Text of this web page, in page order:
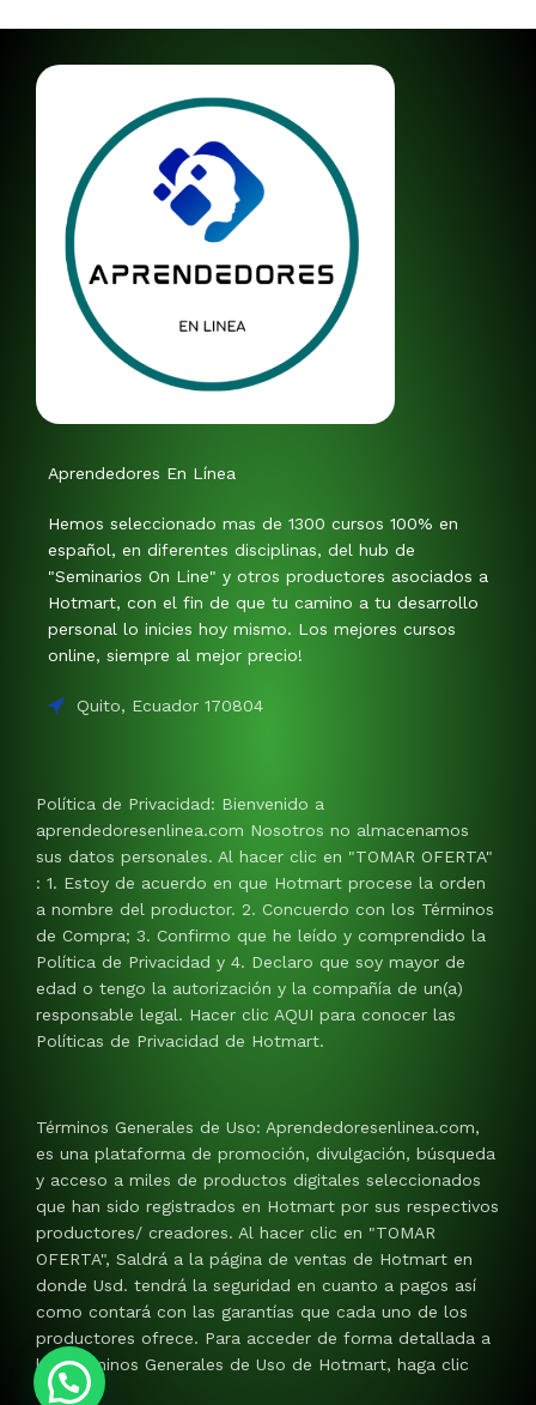
Aprendedores En Línea
Hemos seleccionado mas de 1300 cursos 100% en
español, en diferentes disciplinas, del hub de
"Seminarios On Line" y otros productores asociados a
Hotmart, con el fin de que tu camino a tu desarrollo
personal lo inicies hoy mismo. Los mejores cursos
online, siempre al mejor precio!
Quito, Ecuador 170804
Política de Privacidad: Bienvenido a
aprendedoresenlinea.com Nosotros no almacenamos
sus datos personales. Al hacer clic en "TOMAR OFERTA"
: 1. Estoy de acuerdo en que Hotmart procese la orden
a nombre del productor. 2. Concuerdo con los Términos
de Compra; 3. Confirmo que he leído y comprendido la
Política de Privacidad y 4. Declaro que soy mayor de
edad o tengo la autorización y la compañía de un(a)
responsable legal. Hacer clic AQUI para conocer las
Políticas de Privacidad de Hotmart.
Términos Generales de Uso: Aprendedoresenlinea.com,
es una plataforma de promoción, divulgación, búsqueda
y acceso a miles de productos digitales seleccionados
que han sido registrados en Hotmart por sus respectivos
productores/ creadores. Al hacer clic en "TOMAR
OFERTA", Saldrá a la página de ventas de Hotmart en
donde Usd. tendrá la seguridad en cuanto a pagos así
como contará con las garantías que cada uno de los
productores ofrece. Para acceder de forma detallada a
los Términos Generales de Uso de Hotmart, haga clic
AQUI.